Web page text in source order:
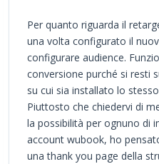
Per quanto riguarda il
una volta configurato il
configurare audience.
conversione purché si resti
su cui sia installato lo
Piuttosto che chiedervi di
la possibilità per ognuno di
account wubook, ho
una thank you page della